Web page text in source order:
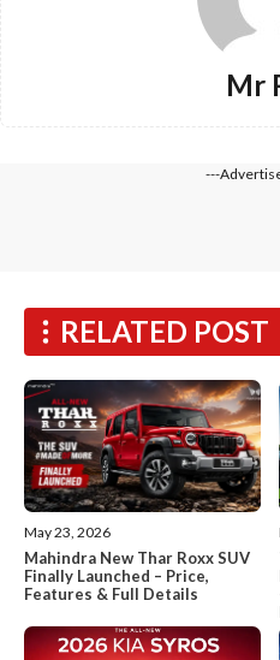
Mr
---
RELATED POST
May 23, 2026
Mahindra New Thar Roxx SUV
Finally Launched – Price,
Features & Full Details